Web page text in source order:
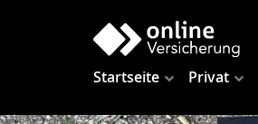
Startseite Privat